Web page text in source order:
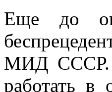
Еще до
МИД СССР.
работать в